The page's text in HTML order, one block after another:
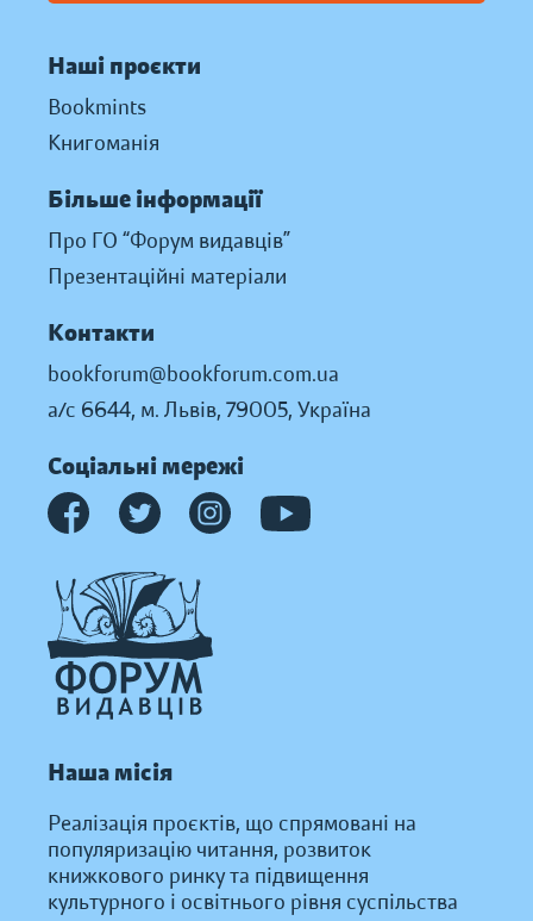
Наші проєкти
Bookmints
Книгоманія
Більше інформації
Про ГО “Форум видавців”
Презентаційні матеріали
Контакти
bookforum@bookforum.com.ua
а/с 6644, м. Львів, 79005, Україна
Соціальні мережі
Наша місія
Реалізація проєктів, що спрямовані на
популяризацію читання, розвиток
книжкового ринку та підвищення
культурного і освітнього рівня суспільства